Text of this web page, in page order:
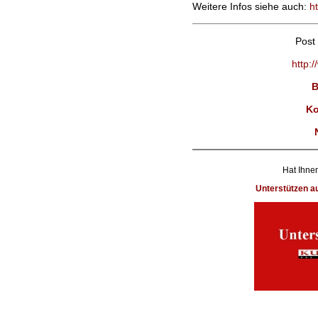
Weitere Infos siehe auch:
Hat
Unterstützen